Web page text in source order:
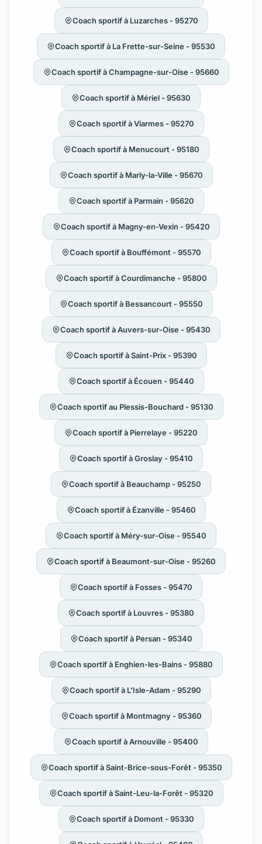
Coach sportif à Luzarches - 95270
Coach sportif à La Frette-sur-Seine - 95530
Coach sportif à Champagne-sur-Oise - 95660
Coach sportif à Mériel - 95630
Coach sportif à Viarmes - 95270
Coach sportif à Menucourt - 95180
Coach sportif à Marly-la-Ville - 95670
Coach sportif à Parmain - 95620
Coach sportif à Magny-en-Vexin - 95420
Coach sportif à Bouffémont - 95570
Coach sportif à Courdimanche - 95800
Coach sportif à Bessancourt - 95550
Coach sportif à Auvers-sur-Oise - 95430
Coach sportif à Saint-Prix - 95390
Coach sportif à Écouen - 95440
Coach sportif au Plessis-Bouchard - 95130
Coach sportif à Pierrelaye - 95220
Coach sportif à Groslay - 95410
Coach sportif à Beauchamp - 95250
Coach sportif à Ézanville - 95460
Coach sportif à Méry-sur-Oise - 95540
Coach sportif à Beaumont-sur-Oise - 95260
Coach sportif à Fosses - 95470
Coach sportif à Louvres - 95380
Coach sportif à Persan - 95340
Coach sportif à Enghien-les-Bains - 95880
Coach sportif à L'Isle-Adam - 95290
Coach sportif à Montmagny - 95360
Coach sportif à Arnouville - 95400
Coach sportif à Saint-Brice-sous-Forêt - 95350
Coach sportif à Saint-Leu-la-Forêt - 95320
Coach sportif à Domont - 95330